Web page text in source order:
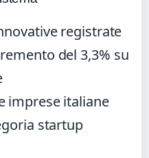
registrate
del 3,3% su
imprese italiane
startup